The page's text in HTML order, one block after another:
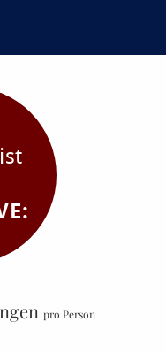
pro Person